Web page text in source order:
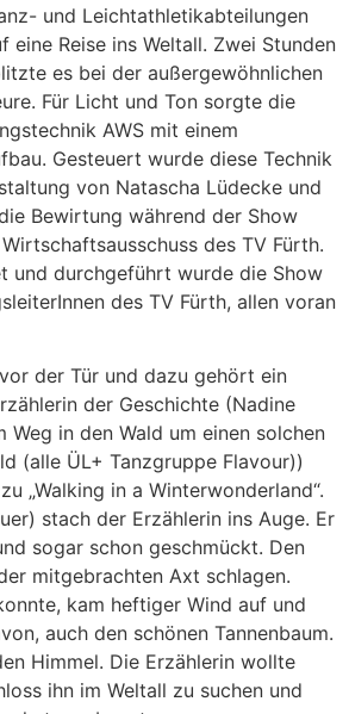
und Leichtathletikabteilungen
eine Reise ins Weltall. Zwei Stunden
es bei der außergewöhnlichen
Für Licht und Ton sorgte die
AWS mit einem
Gesteuert wurde diese Technik
von Natascha Lüdecke und
Bewirtung während der Show
des TV Fürth.
und durchgeführt wurde die Show
des TV Fürth, allen voran
der Tür und dazu gehört ein
der Geschichte (Nadine
Weg in den Wald um einen solchen
(alle ÜL+ Tanzgruppe Flavour))
„Walking in a Winterwonderland“.
stach der Erzählerin ins Auge. Er
sogar schon geschmückt. Den
mitgebrachten Axt schlagen.
kam heftiger Wind auf und
auch den schönen Tannenbaum.
Himmel. Die Erzählerin wollte
ihn im Weltall zu suchen und